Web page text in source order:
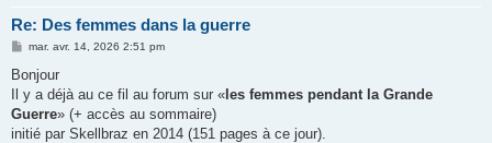
Re: Des femmes dans la guerre
M
s
a
g
mar. avr. 14, 2026 2:51 pm
Bonjour
Il y a déjà au ce fil au forum sur «les femmes pendant la Grande
Guerre» (+ accès au sommaire)
initié par Skellbraz en 2014 (151 pages à ce jour).